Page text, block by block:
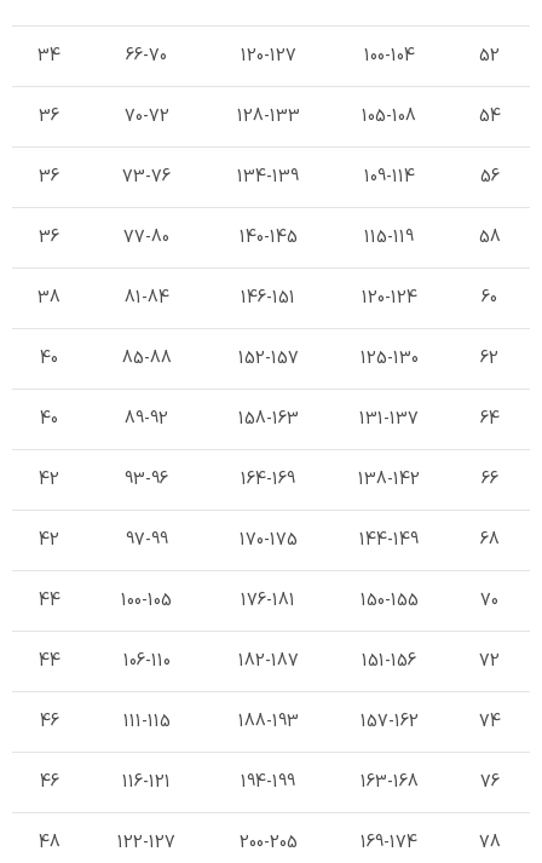
52
100-104
120-127
66-70
34
54
105-108
128-133
70-72
36
56
109-114
134-139
73-76
36
58
115-119
140-145
77-80
36
60
120-124
146-151
81-84
38
62
125-130
152-157
85-88
40
64
131-137
158-163
89-92
40
66
138-142
164-169
93-96
42
68
144-149
170-175
97-99
42
70
150-155
176-181
100-105
44
72
151-156
182-187
106-110
44
74
157-162
188-193
111-115
46
76
163-168
194-199
116-121
46
78
169-174
200-205
122-127
48